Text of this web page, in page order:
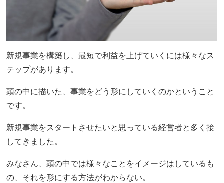
新規事業を構築し、最短で利益を上げていくには様々なス
テップがあります。
頭の中に描いた、事業をどう形にしていくのかということ
です。
新規事業をスタートさせたいと思っている経営者と多く接
してきました。
みなさん、頭の中では様々なことをイメージはしているも
の、それを形にする方法がわからない。